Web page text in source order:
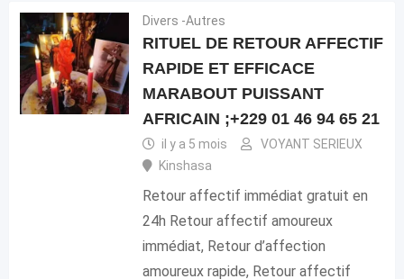
Divers -Autres
RITUEL DE RETOUR AFFECTIF
RAPIDE ET EFFICACE
MARABOUT PUISSANT
AFRICAIN ;+229 01 46 94 65 21
il y a 5 mois
VOYANT SERIEUX
Kinshasa
Retour affectif immédiat gratuit en
24h Retour affectif amoureux
immédiat, Retour d’affection
amoureux rapide, Retour affectif